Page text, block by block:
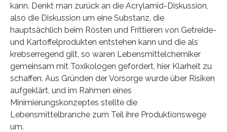
kann. Denkt man zurück an die Acrylamid-Diskussion,
also die Diskussion um eine Substanz, die
hauptsächlich beim Rösten und Frittieren von Getreide-
und Kartoffelprodukten entstehen kann und die als
krebserregend gilt, so waren Lebensmittelchemiker
gemeinsam mit Toxikologen gefordert, hier Klarheit zu
schaffen. Aus Gründen der Vorsorge wurde über Risiken
aufgeklärt, und im Rahmen eines
Minimierungskonzeptes stellte die
Lebensmittelbranche zum Teil ihre Produktionswege
um.